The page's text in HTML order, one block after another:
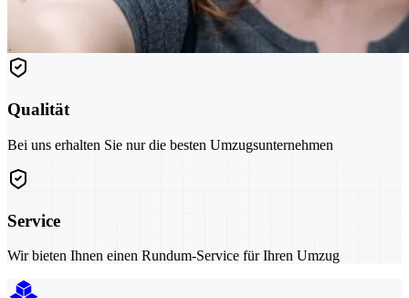
Qualität
Bei uns erhalten Sie nur die besten Umzugsunternehmen
Service
Wir bieten Ihnen einen Rundum-Service für Ihren Umzug